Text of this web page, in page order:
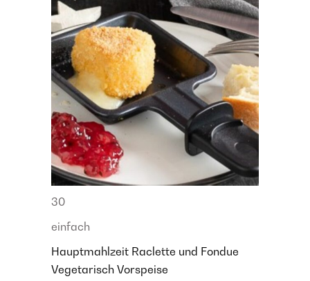
30
einfach
Hauptmahlzeit Raclette und Fondue
Vegetarisch Vorspeise